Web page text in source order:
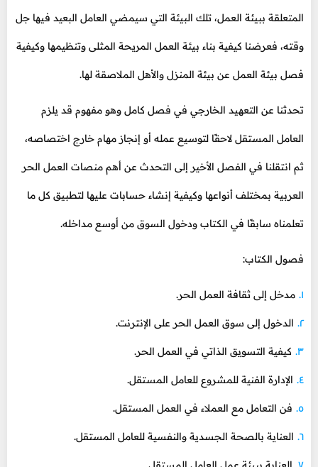
المتعلقة ببيئة العمل، تلك البيئة التي سيمضي العامل البعيد فيها جل
وقته، فعرضنا كيفية بناء بيئة العمل المريحة المثلى وتنظيمها وكيفية
فصل بيئة العمل عن بيئة المنزل والأهل الملاصقة لها.
تحدثنا عن التعهيد الخارجي في فصل كامل وهو مفهوم قد يلزم
العامل المستقل لاحقًا لتوسيع عمله أو إنجاز مهام خارج اختصاصه،
ثم انتقلنا في الفصل الأخير إلى التحدث عن أهم منصات العمل الحر
العربية بمختلف أنواعها وكيفية إنشاء حسابات عليها لتطبيق كل ما
تعلمناه سابقًا في الكتاب ودخول السوق من أوسع مداخله.
فصول الكتاب:
مدخل إلى ثقافة العمل الحر.
الدخول إلى سوق العمل الحر على الإنترنت.
كيفية التسويق الذاتي في العمل الحر.
الإدارة الفنية للمشروع للعامل المستقل.
فن التعامل مع العملاء في العمل المستقل.
العناية بالصحة الجسدية والنفسية للعامل المستقل.